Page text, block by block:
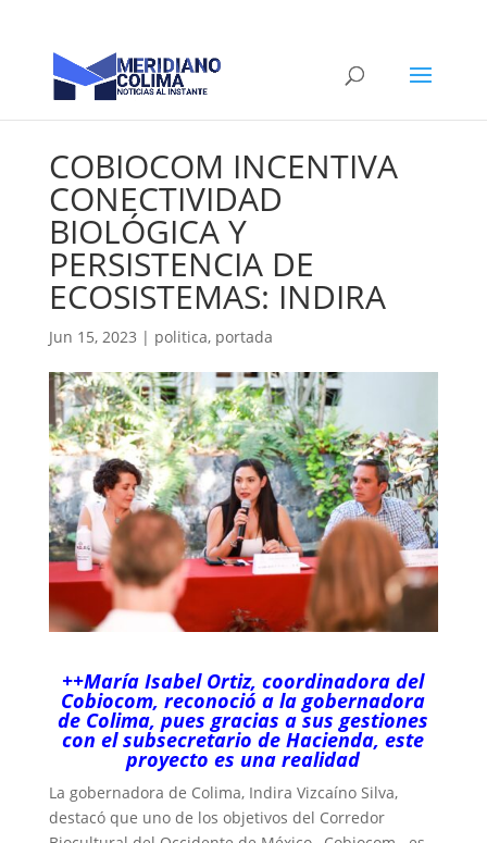
COBIOCOM INCENTIVA
CONECTIVIDAD
BIOLÓGICA Y
PERSISTENCIA DE
ECOSISTEMAS: INDIRA
Jun 15, 2023 | politica, portada
++María Isabel Ortiz, coordinadora del
Cobiocom, reconoció a la gobernadora
de Colima, pues gracias a sus gestiones
con el subsecretario de Hacienda, este
proyecto es una realidad
La gobernadora de Colima, Indira Vizcaíno Silva,
destacó que uno de los objetivos del Corredor